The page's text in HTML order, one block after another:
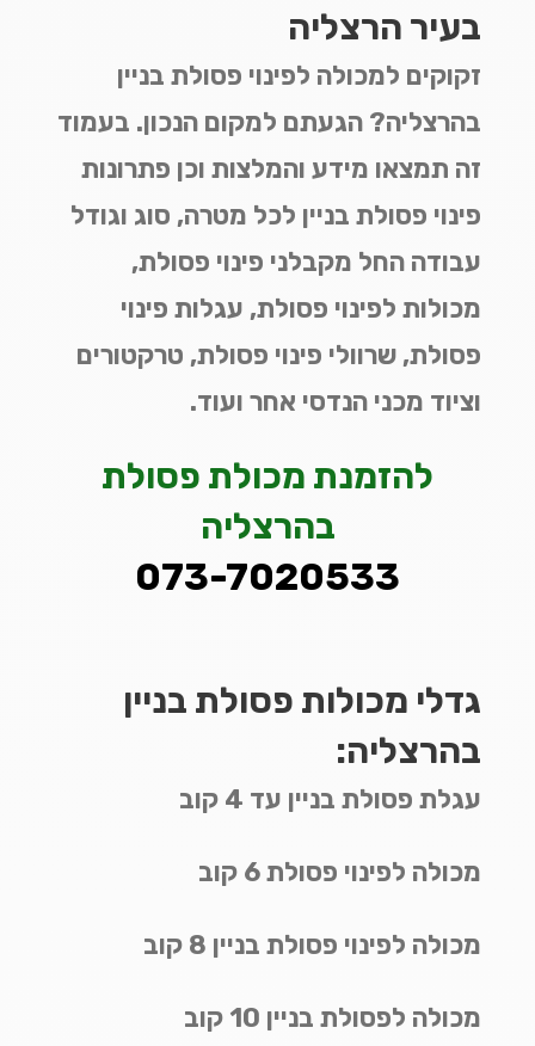
בעיר הרצליה
זקוקים למכולה לפינוי פסולת בניין
בהרצליה? הגעתם למקום הנכון. בעמוד
זה תמצאו מידע והמלצות וכן פתרונות
פינוי פסולת בניין לכל מטרה, סוג וגודל
עבודה החל מקבלני פינוי פסולת,
מכולות לפינוי פסולת, עגלות פינוי
פסולת, שרוולי פינוי פסולת, טרקטורים
וציוד מכני הנדסי אחר ועוד.
להזמנת מכולת פסולת
בהרצליה
073-7020533
גדלי מכולות פסולת בניין
בהרצליה:
עגלת פסולת בניין עד 4 קוב
מכולה לפינוי פסולת 6 קוב
מכולה לפינוי פסולת בניין 8 קוב
מכולה לפסולת בניין 10 קוב